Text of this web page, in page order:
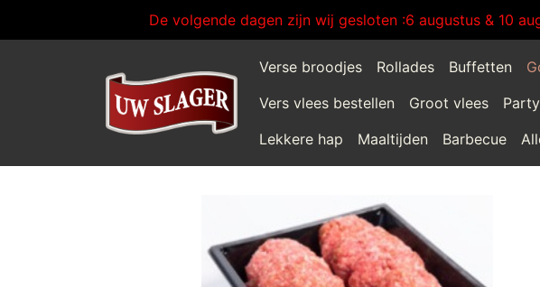
De volgende dagen zijn wij gesloten :6 augustus & 10
Verse broodjes Rollades Buffetten
Vers vlees bestellen
Groot vlees
Lekkere hap
Maaltijden Barbecue